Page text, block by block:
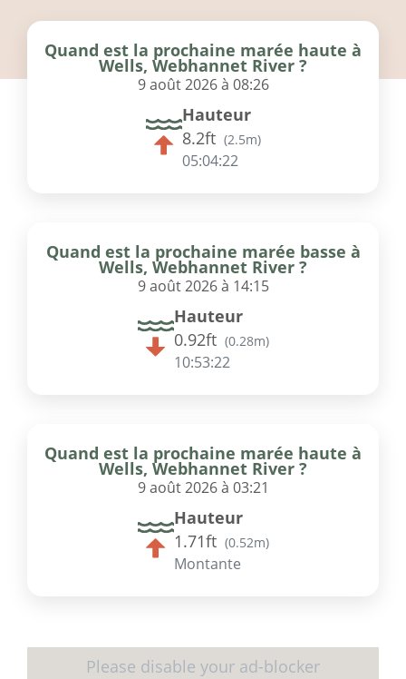
Quand est la prochaine marée haute à
Wells, Webhannet River ?
9 août 2026 à 08:26
Hauteur
8.2ft (2.5m)
05:04:22
Quand est la prochaine marée basse à
Wells, Webhannet River ?
9 août 2026 à 14:15
Hauteur
0.92ft (0.28m)
10:53:22
Quand est la prochaine marée haute à
Wells, Webhannet River ?
9 août 2026 à 03:21
Hauteur
1.71ft (0.52m)
Montante